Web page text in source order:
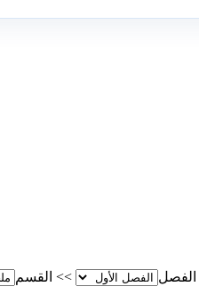
الفصل >> القسم